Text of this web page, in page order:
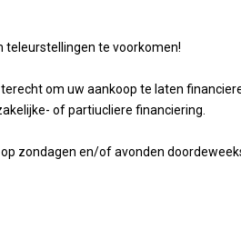
teleurstellingen te voorkomen!
om uw aankoop te laten
of partiucliere financiering.
zondagen en/of avonden